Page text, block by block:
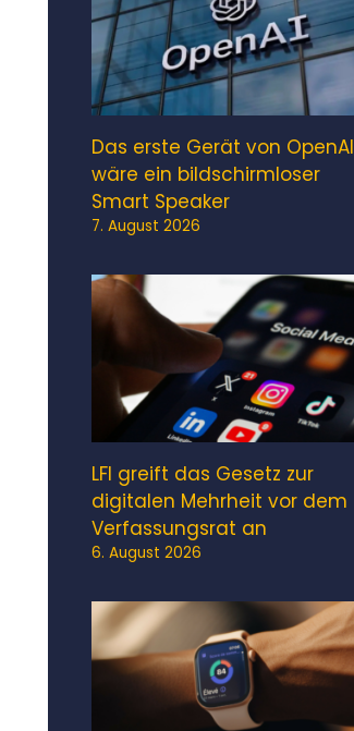
Das erste Gerät von OpenAI
wäre ein bildschirmloser
Smart Speaker
7. August 2026
LFI greift das Gesetz zur
digitalen Mehrheit vor dem
Verfassungsrat an
6. August 2026